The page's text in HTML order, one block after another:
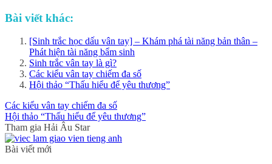
Bài viết khác:
[Sinh trắc học dấu vân tay] – Khám phá tài năng bản thân –
Phát hiện tài năng bẩm sinh
Sinh trắc vân tay là gì?
Các kiểu vân tay chiếm đa số
Hội thảo “Thấu hiểu để yêu thương”
Các kiểu vân tay chiếm đa số
Hội thảo “Thấu hiểu để yêu thương”
Tham gia Hải Âu Star
Bài viết mới